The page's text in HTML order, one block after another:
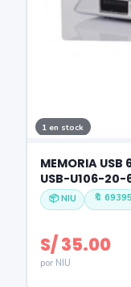
1 en stock
MEMORIA
USB-U106-20-
📦 NIU 🔖
S/ 35.00
por NIU